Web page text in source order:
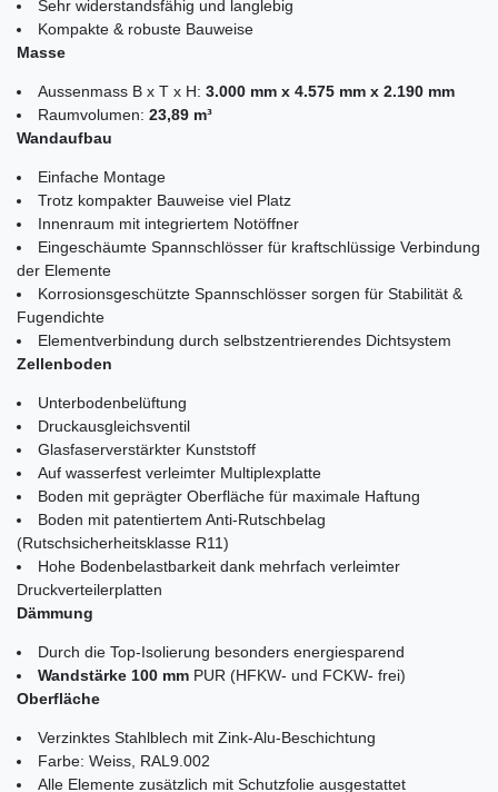
Sehr widerstandsfähig und langlebig
Kompakte & robuste Bauweise
Masse
Aussenmass B x T x H: 3.000 mm x 4.575 mm x 2.190 mm
Raumvolumen: 23,89 m³
Wandaufbau
Einfache Montage
Trotz kompakter Bauweise viel Platz
Innenraum mit integriertem Notöffner
Eingeschäumte Spannschlösser für kraftschlüssige Verbindung
der Elemente
Korrosionsgeschützte Spannschlösser sorgen für Stabilität &
Fugendichte
Elementverbindung durch selbstzentrierendes Dichtsystem
Zellenboden
Unterbodenbelüftung
Druckausgleichsventil
Glasfaserverstärkter Kunststoff
Auf wasserfest verleimter Multiplexplatte
Boden mit geprägter Oberfläche für maximale Haftung
Boden mit patentiertem Anti-Rutschbelag
(Rutschsicherheitsklasse R11)
Hohe Bodenbelastbarkeit dank mehrfach verleimter
Druckverteilerplatten
Dämmung
Durch die Top-Isolierung besonders energiesparend
Wandstärke 100 mm PUR (HFKW- und FCKW- frei)
Oberfläche
Verzinktes Stahlblech mit Zink-Alu-Beschichtung
Farbe: Weiss, RAL9.002
Alle Elemente zusätzlich mit Schutzfolie ausgestattet